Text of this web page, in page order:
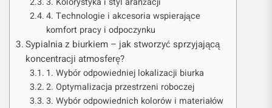
4. Technologie i akcesoria wspierające
komfort pracy i odpoczynku
Sypialnia z biurkiem – jak stworzyć sprzyjającą
koncentracji atmosferę?
1. Wybór odpowiedniej lokalizacji biurka
2. Optymalizacja przestrzeni roboczej
3. Wybór odpowiednich kolorów i materiałów